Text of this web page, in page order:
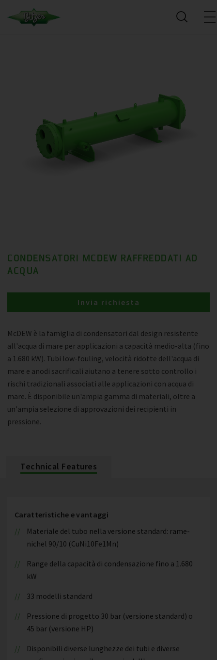
CONDENSATORI MCDEW RAFFREDDATI AD
ACQUA
McDEW è la famiglia di condensatori dal design resistente
all'acqua di mare per applicazioni a capacità medio-alta (fino
a 1.680 kW). Tubi low-fouling, velocità ridotte dell'acqua di
mare e anodi sacrificali aiutano a tenere sotto controllo i
rischi tradizionali associati alle applicazioni con acqua di
mare. È disponibile un'ampia gamma di materiali, oltre a
un'ampia selezione di approvazioni dei recipienti in
pressione.
Invia richiesta
Technical Features
Caratteristiche e vantaggi
Materiale del tubo nella versione standard: rame-
nichel 90/10 (CuNi10Fe1Mn)
Range della capacità di condensazione fino a 1.680
kW
33 modelli standard
Pressione di progetto 30 bar (versione standard) o
45 bar (versione HP)
Disponibili diverse lunghezze dei tubi e diverse